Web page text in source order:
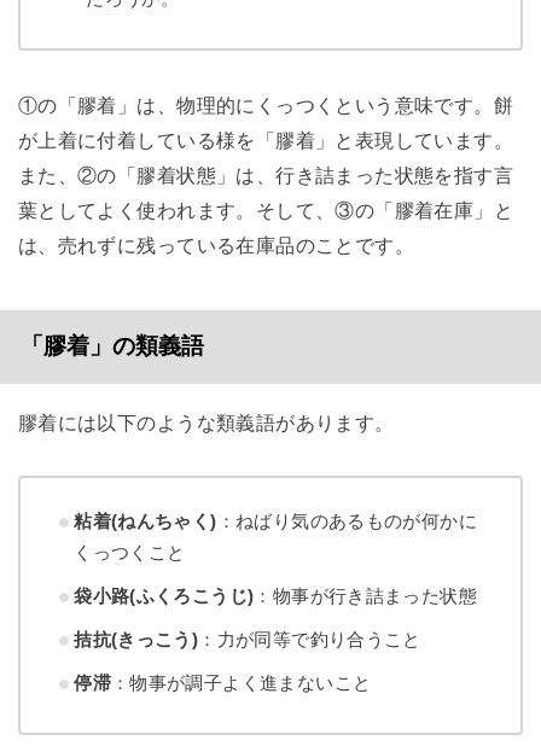
①の「膠着」は、物理的にくっつくという意味です。餅
が上着に付着している様を「膠着」と表現しています。
また、②の「膠着状態」は、行き詰まった状態を指す言
葉としてよく使われます。そして、③の「膠着在庫」と
は、売れずに残っている在庫品のことです。
「膠着」の類義語
膠着には以下のような類義語があります。
粘着(ねんちゃく) ：ねばり気のあるものが何かに
くっつくこと
袋小路(ふくろこうじ) ：物事が行き詰まった状態
拮抗(きっこう) ：力が同等で釣り合うこと
停滞：物事が調子よく進まないこと